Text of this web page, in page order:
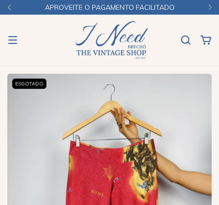
APROVEITE O PAGAMENTO FACILITADO
ESGOTADO